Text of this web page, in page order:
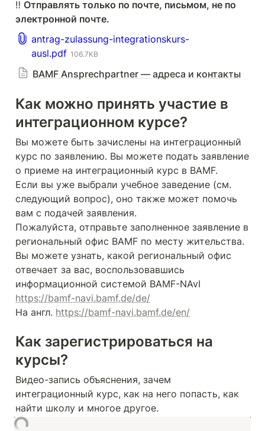
‼️ Отправлять только по почте, письмом, не по
электронной почте.
antrag-zulassung-integrationskurs-
ausl.pdf 106.7KB
BAMF Ansprechpartner — адреса и контакты
Как можно принять участие в
интеграционном курсе?
Вы можете быть зачислены на интеграционный
курс по заявлению. Вы можете подать заявление
о приеме на интеграционный курс в BAMF.
Если вы уже выбрали учебное заведение (см.
следующий вопрос), оно также может помочь
вам с подачей заявления.
Пожалуйста, отправьте заполненное заявление в
региональный офис BAMF по месту жительства.
Вы можете узнать, какой региональный офис
отвечает за вас, воспользовавшись
https://bamf-navi.bamf.de/de/
На англ. https://bamf-navi.bamf.de/en/
Как зарегистрироваться на
курсы?
Видео-запись объяснения, зачем
интеграционный курс, как на него попасть, как
найти школу и многое другое.